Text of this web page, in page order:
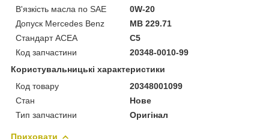
В'язкість масла по SAE
0W-20
Допуск Mercedes Benz
MB 229.71
Стандарт ACEA
C5
Код запчастини
20348-0010-99
Користувальницькі характеристики
Код товару
20348001099
Стан
Нове
Тип запчастини
Оригінал
Приховати